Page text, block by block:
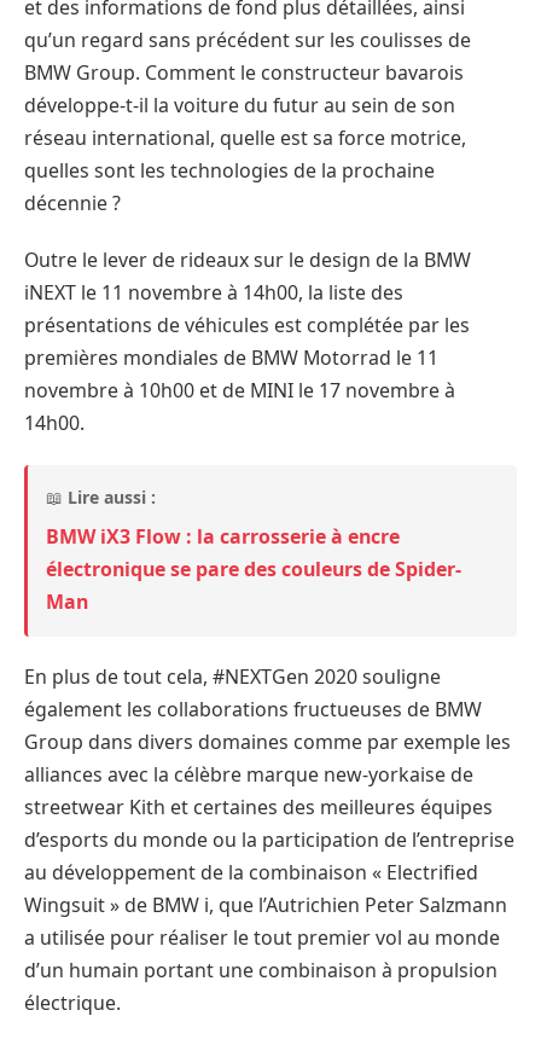
et des informations de fond plus détaillées, ainsi
qu’un regard sans précédent sur les coulisses de
BMW Group. Comment le constructeur bavarois
développe-t-il la voiture du futur au sein de son
réseau international, quelle est sa force motrice,
quelles sont les technologies de la prochaine
décennie ?
Outre le lever de rideaux sur le design de la BMW
iNEXT le 11 novembre à 14h00, la liste des
présentations de véhicules est complétée par les
premières mondiales de BMW Motorrad le 11
novembre à 10h00 et de MINI le 17 novembre à
14h00.
📖 Lire aussi :
BMW iX3 Flow : la carrosserie à encre
électronique se pare des couleurs de Spider-
Man
En plus de tout cela, #NEXTGen 2020 souligne
également les collaborations fructueuses de BMW
Group dans divers domaines comme par exemple les
alliances avec la célèbre marque new-yorkaise de
streetwear Kith et certaines des meilleures équipes
d’esports du monde ou la participation de l’entreprise
au développement de la combinaison « Electrified
Wingsuit » de BMW i, que l’Autrichien Peter Salzmann
a utilisée pour réaliser le tout premier vol au monde
d’un humain portant une combinaison à propulsion
électrique.